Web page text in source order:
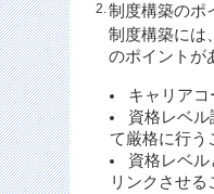
2.制度構築のポ
制度構築には
のポイントが
キャリア
資格レベ
て厳格に行う
資格レベ
リンクさせる